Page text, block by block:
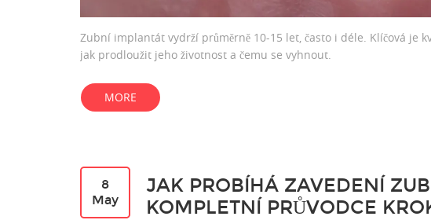
Zubní implantát vydrží průměrně 10-15 let, často i déle. Klíčová je
jak prodloužit jeho životnost a čemu se vyhnout.
MORE
8
May
JAK PROBÍHÁ ZAVEDENÍ
KOMPLETNÍ PRŮVODCE